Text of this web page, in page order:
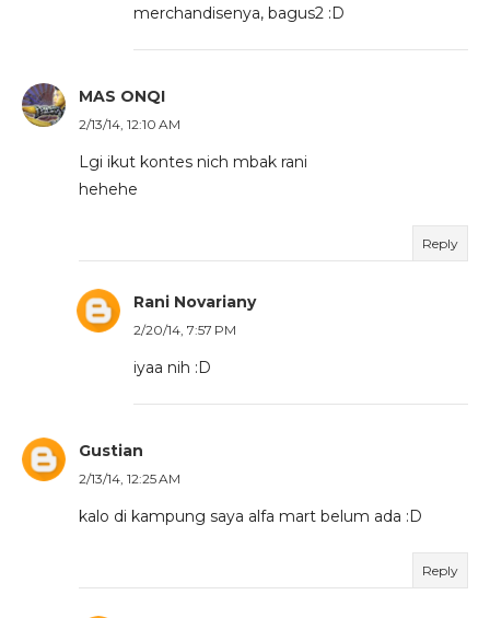
merchandisenya, bagus2 :D
MAS ONQI
2/13/14, 12:10 AM
Lgi ikut kontes nich mbak rani
hehehe
Reply
Rani Novariany
2/20/14, 7:57 PM
iyaa nih :D
Gustian
2/13/14, 12:25 AM
kalo di kampung saya alfa mart belum ada :D
Reply